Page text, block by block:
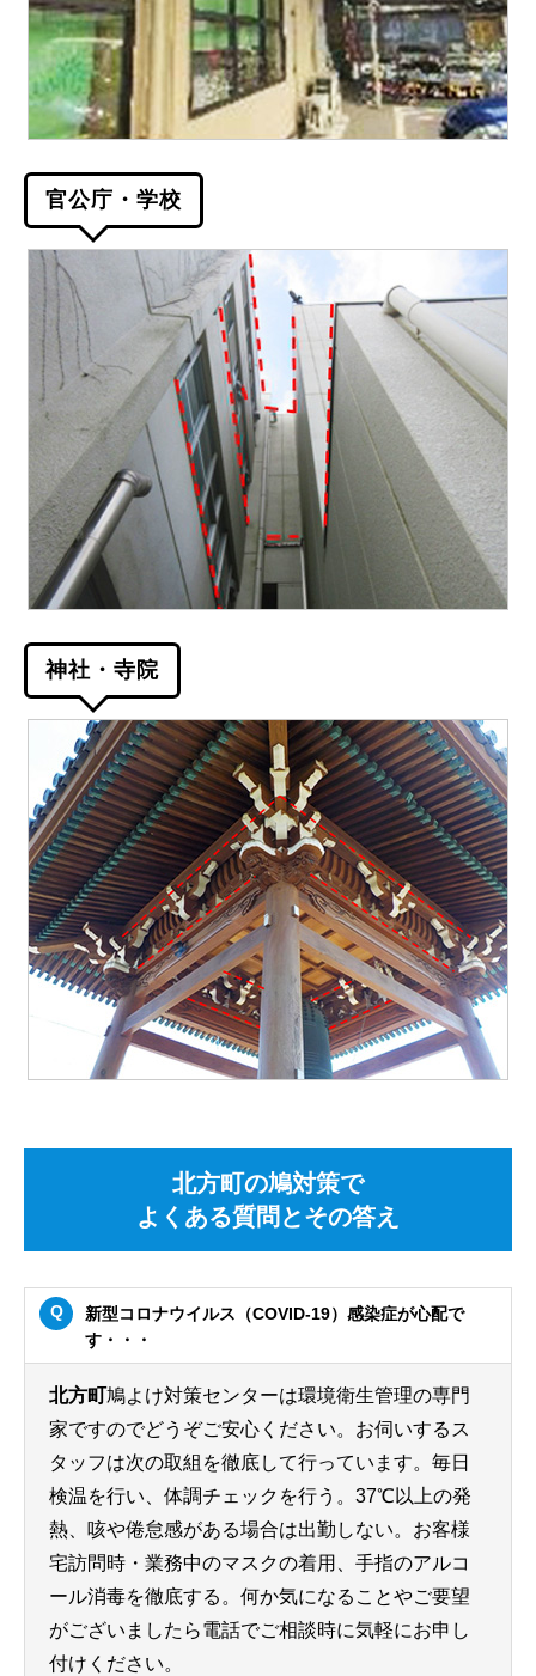
官公庁・学校
神社・寺院
北方町の鳩対策で
よくある質問とその答え
新型コロナウイルス（COVID-19）感染症が心配で
す・・・
北方町鳩よけ対策センターは環境衛生管理の専門
家ですのでどうぞご安心ください。お伺いするス
タッフは次の取組を徹底して行っています。毎日
検温を行い、体調チェックを行う。37℃以上の発
熱、咳や倦怠感がある場合は出勤しない。お客様
宅訪問時・業務中のマスクの着用、手指のアルコ
ール消毒を徹底する。何か気になることやご要望
がございましたら電話でご相談時に気軽にお申し
付けください。